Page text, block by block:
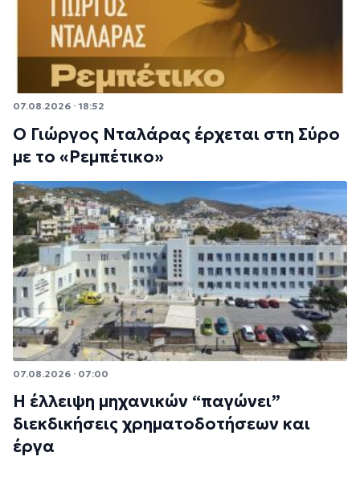
07.08.2026 · 18:52
Ο Γιώργος Νταλάρας έρχεται στη Σύρο
με το «Ρεμπέτικο»
07.08.2026 · 07:00
Η έλλειψη μηχανικών “παγώνει”
διεκδικήσεις χρηματοδοτήσεων και
έργα